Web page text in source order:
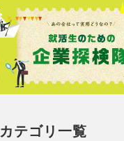
カテゴリ一覧